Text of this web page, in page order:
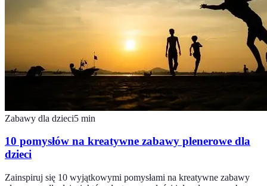
Zabawy dla dzieci5 min
10 pomysłów na kreatywne zabawy plenerowe dla
dzieci
Zainspiruj się 10 wyjątkowymi pomysłami na kreatywne zabawy